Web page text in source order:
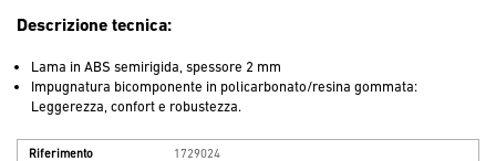
Descrizione tecnica:
Lama in ABS semirigida, spessore 2 mm
Impugnatura bicomponente in policarbonato/resina gommata:
Leggerezza, confort e robustezza.
Riferimento 1729024